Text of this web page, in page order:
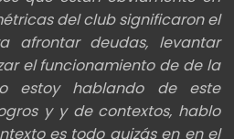
del club significaron el
afrontar deudas, levantar
el funcionamiento de de la
estoy hablando deeste
y y de contextos, hablo
es todo quizás en en el